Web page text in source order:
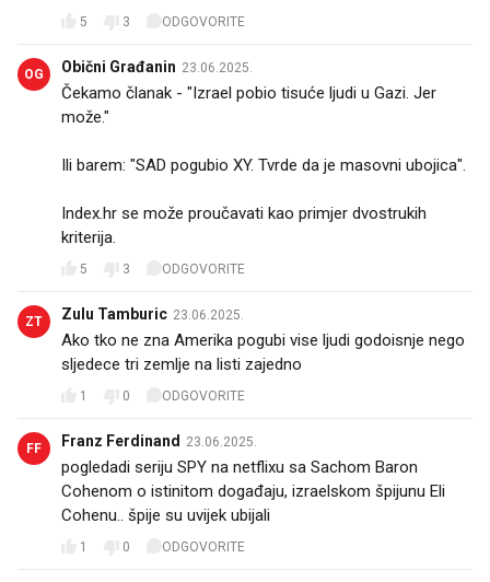
5 3 ODGOVORITE
OG Obični Građanin 23.06.2025.
Čekamo članak - "Izrael pobio tisuće ljudi u Gazi. Jer
može."
Ili barem: "SAD pogubio XY. Tvrde da je masovni ubojica".
Index.hr se može proučavati kao primjer dvostrukih
kriterija.
5 3 ODGOVORITE
ZT Zulu Tamburic 23.06.2025.
Ako tko ne zna Amerika pogubi vise ljudi godoisnje nego
sljedece tri zemlje na listi zajedno
1 0 ODGOVORITE
FF Franz Ferdinand 23.06.2025.
pogledadi seriju SPY na netflixu sa Sachom Baron
Cohenom o istinitom događaju, izraelskom špijunu Eli
Cohenu.. špije su uvijek ubijali
1 0 ODGOVORITE